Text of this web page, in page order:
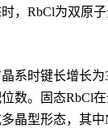
，RbCl为双原
系时键长增长为
数。固态RbCl
晶型形态，其中